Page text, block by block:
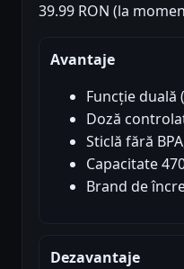
39.99 RON (la
Avantaje
Funcție
Doză
Sticlă fără
Capacitate
Brand de
Dezavantaje